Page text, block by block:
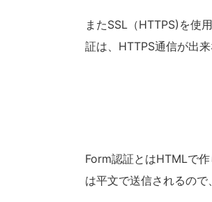
またSSL（HTTPS)を使
証は、HTTPS通信が出
Form認証とはHTMLで
は平文で送信されるので